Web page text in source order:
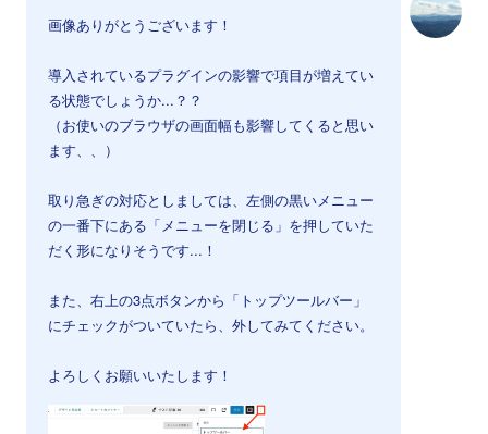
画像ありがとうございます！
導入されているプラグインの影響で項目が増えてい
る状態でしょうか...？？
（お使いのブラウザの画面幅も影響してくると思い
ます、、）
取り急ぎの対応としましては、左側の黒いメニュー
の一番下にある「メニューを閉じる」を押していた
だく形になりそうです...！
また、右上の3点ボタンから「トップツールバー」
にチェックがついていたら、外してみてください。
よろしくお願いいたします！